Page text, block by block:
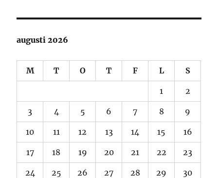
augusti 2026
M T O T F L S
1 2
3 4 5 6 7 8 9
10 11 12 13 14 15 16
17 18 19 20 21 22 23
24 25 26 27 28 29 30